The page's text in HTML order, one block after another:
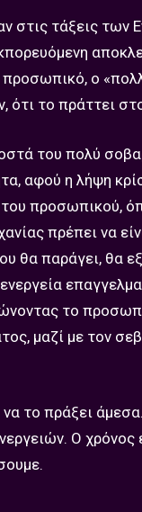
στις τάξεις των
προσωπικό, ο
ότι το πράττει
του πολύ
αφού η λήψη
προσωπικού,
πρέπει να
θα παράγει, θα
το
μαζί με τον
το πράξει
Ο χρόνος